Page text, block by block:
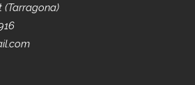
(Tarragona)